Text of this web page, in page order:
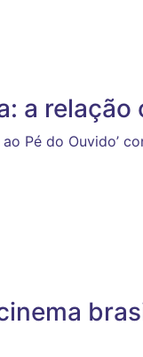
a relação
Pé do Ouvido’